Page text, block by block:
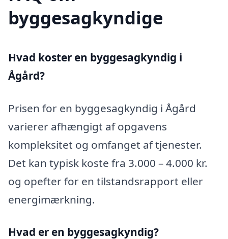
byggesagkyndige
Hvad koster en byggesagkyndig i
Ågård?
Prisen for en byggesagkyndig i Ågård
varierer afhængigt af opgavens
kompleksitet og omfanget af tjenester.
Det kan typisk koste fra 3.000 – 4.000 kr.
og opefter for en tilstandsrapport eller
energimærkning.
Hvad er en byggesagkyndig?